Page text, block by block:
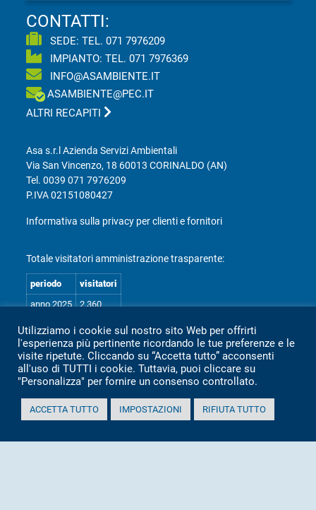
CONTATTI:
SEDE: TEL.071 7976209
IMPIANTO: TEL.071 7976369
INFO@ASAMBIENTE.IT
ASAMBIENTE@PEC.IT
ALTRI RECAPITI
Asa s.r.l Azienda Servizi Ambientali
Via San Vincenzo, 18 60013 CORINALDO (AN)
Tel.0039 071 7976209
P.IVA 02151080427
Informativa sulla privacy per clienti e fornitori
Totale visitatori amministrazione trasparente:
periodo
visitatori
anno 2025
2.360
anno 2024
2.097
anno 2023
1.803
anno 2022
2.373
anno 2021
1.501
anno 2020
1.307
Utilizziamo i cookie sul nostro sito Web per offrirti
l'esperienza più pertinente ricordando le tue preferenze e le
visite ripetute. Cliccando su “Accetta tutto” acconsenti
all'uso di TUTTI i cookie. Tuttavia, puoi cliccare su
"Personalizza" per fornire un consenso controllato.
ACCETTA TUTTO IMPOSTAZIONI RIFIUTA TUTTO